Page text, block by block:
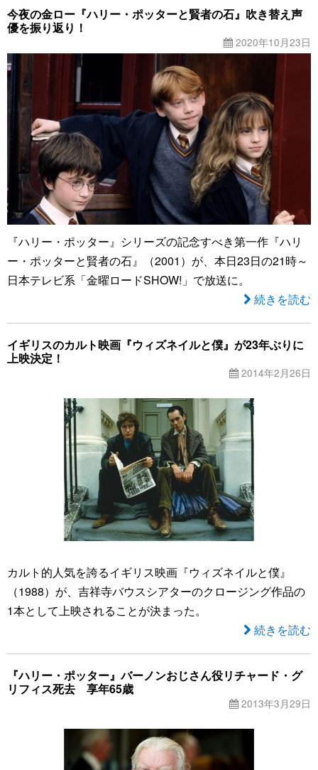
今夜の金ロー『ハリー・ポッターと賢者の石』吹き替え声
優を振り返り！
2020年10月23日
『ハリー・ポッター』シリーズの記念すべき第一作『ハリ
ー・ポッターと賢者の石』（2001）が、本日23日の21時～
日本テレビ系「金曜ロードSHOW!」で放送に。
続きを読む
イギリスのカルト映画『ウィズネイルと僕』が23年ぶりに
上映決定！
2014年2月26日
カルト的人気を誇るイギリス映画『ウィズネイルと僕』
（1988）が、吉祥寺バウスシアターのクロージング作品の
1本として上映されることが決まった。
続きを読む
『ハリー・ポッター』バーノンおじさん役リチャード・グ
リフィス死去 享年65歳
2013年3月29日